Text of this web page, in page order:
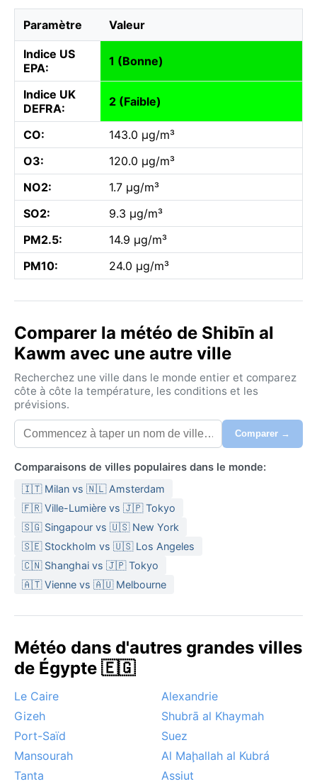
Paramètre Valeur
Indice US
EPA:
1 (Bonne)
Indice UK
DEFRA:
2 (Faible)
CO:
143.0 µg/m³
O3:
120.0 µg/m³
NO2:
1.7 µg/m³
SO2:
9.3 µg/m³
PM2.5:
14.9 µg/m³
PM10:
24.0 µg/m³
Comparer la météo de Shibīn al
Kawm avec une autre ville
Recherchez une ville dans le monde entier et comparez
côte à côte la température, les conditions et les
prévisions.
Comparer →
Comparaisons de villes populaires dans le monde:
🇮🇹 Milan vs 🇳🇱 Amsterdam
🇫🇷 Ville-Lumière vs 🇯🇵 Tokyo
🇸🇬 Singapour vs 🇺🇸 New York
🇸🇪 Stockholm vs 🇺🇸 Los Angeles
🇨🇳 Shanghai vs 🇯🇵 Tokyo
🇦🇹 Vienne vs 🇦🇺 Melbourne
Météo dans d'autres grandes villes
de Égypte 🇪🇬
Le Caire
Alexandrie
Gizeh
Shubrā al Khaymah
Port-Saïd
Suez
Mansourah
Al Maḩallah al Kubrá
Tanta
Assiut